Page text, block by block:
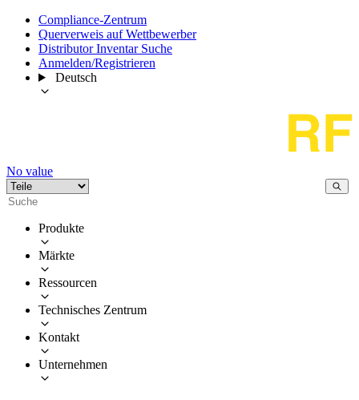
Compliance-Zentrum
Querverweis auf Wettbewerber
Distributor Inventar Suche
Anmelden/Registrieren
Deutsch
No value
Produkte
Märkte
Ressourcen
Technisches Zentrum
Kontakt
Unternehmen